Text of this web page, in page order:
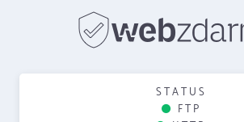
STATUS
FTP